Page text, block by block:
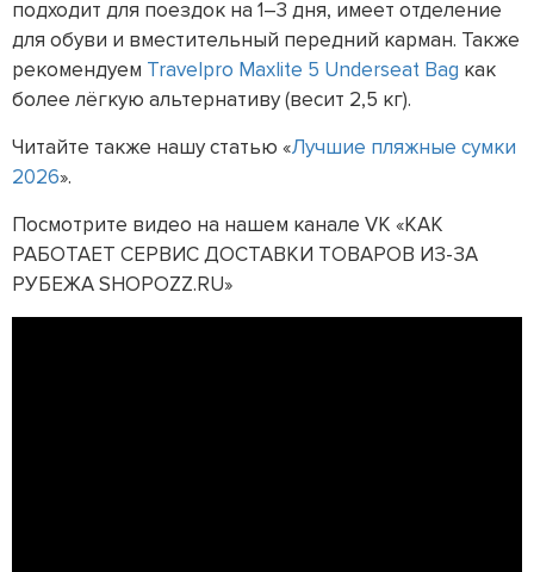
подходит для поездок на 1–3 дня, имеет отделение
для обуви и вместительный передний карман. Также
рекомендуем Travelpro Maxlite 5 Underseat Bag как
более лёгкую альтернативу (весит 2,5 кг).
Читайте также нашу статью «Лучшие пляжные сумки
2026».
Посмотрите видео на нашем канале VK «КАК
РАБОТАЕТ СЕРВИС ДОСТАВКИ ТОВАРОВ ИЗ-ЗА
РУБЕЖА SHOPOZZ.RU»